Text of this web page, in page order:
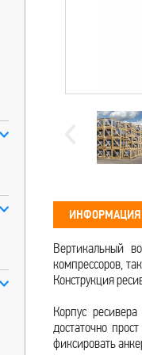
ИНФОРМАЦИЯ
Вертикальный
компрессоров,
Конструкция
Корпус
достаточно
фиксировать